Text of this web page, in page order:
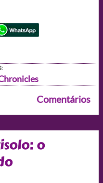
Comentários
o